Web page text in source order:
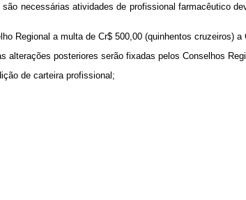
necessárias atividades de profissional farmacêutico
Regional a multa de Cr$ 500,00 (quinhentos
posteriores serão fixadas pelos Conselhos
de carteira profissional;